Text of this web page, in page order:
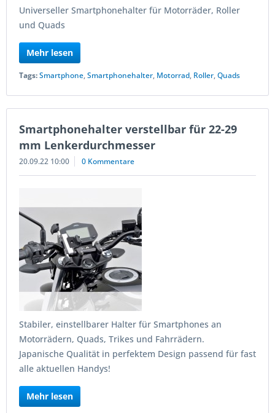
Universeller Smartphonehalter für Motorräder, Roller
und Quads
Mehr lesen
Tags:Smartphone,Smartphonehalter, Motorrad, Roller,Quads
Smartphonehalter verstellbar für 22-29
mm Lenkerdurchmesser
20.09.22 10:00 0 Kommentare
Stabiler, einstellbarer Halter für Smartphones an
Motorrädern, Quads, Trikes und Fahrrädern.
Japanische Qualität in perfektem Design passend für fast
alle aktuellen Handys!
Mehr lesen